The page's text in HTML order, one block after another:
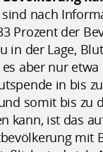
nach
Prozent der
in der Lage,
aber nur
in bis
somit bis zu
kann, ist das
mit